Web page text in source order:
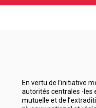
En vertu de l’initiative
autorités centrales -les
mutuelle et de